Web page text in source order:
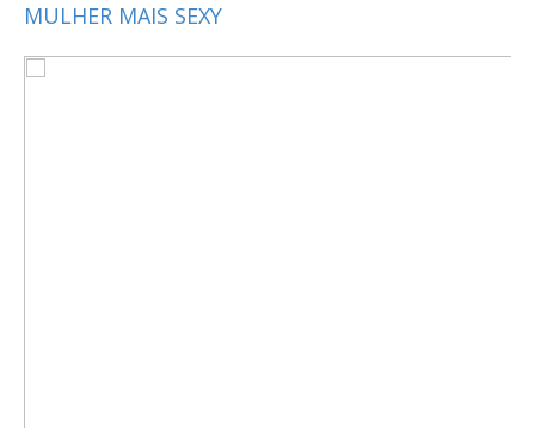
MULHER MAIS SEXY